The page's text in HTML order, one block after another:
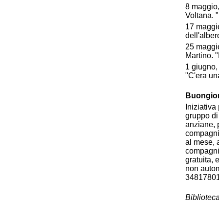
8
Voltana.
17
25
Martino.
1
"C'era
gruppo
anziane,
al mese,
gratuita,
non